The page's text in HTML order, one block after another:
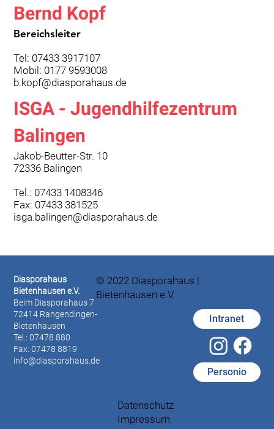
Bernd Kopf
Bereichsleiter
Tel: 07433 3917107
Mobil: 0177 9593008
b.kopf@diasporahaus.de
ISGA - Jugendhilfezentrum
Balingen
Jakob-Beutter-Str. 10
72336 Balingen
Tel.: 07433 1408346
Fax: 07433 381525
isga.balingen@diasporahaus.de
Diasporahaus
Bietenhausen e.V.
Beim Diasporahaus 7
72414 Rangendingen-
Bietenhausen
Tel.: 07478 880
Fax: 07478 8819
info@diasporahaus.de
© 2022 Diasporahaus |
Bietenhausen e.V.
Intranet
Personio
Datenschutz
Impressum